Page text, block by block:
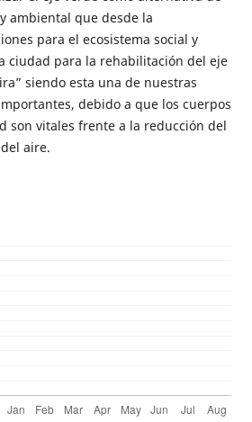
ambiental que desde la
para el ecosistema social y
ciudad para la rehabilitación del eje
siendo esta una de nuestras
debido a que los cuerpos
son vitales frente a la reducción del
aire.